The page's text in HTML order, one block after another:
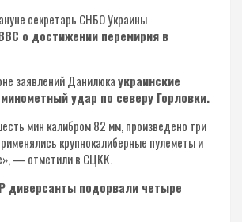
секретарь СНБО Украины
о достижении перемирия в
заявлений Данилюкаукраинские
удар по северу Горловки.
мин калибром 82 мм, произведено три
крупнокалиберные пулеметы и
— отметили в СЦКК.
диверсанты подорвали четыре